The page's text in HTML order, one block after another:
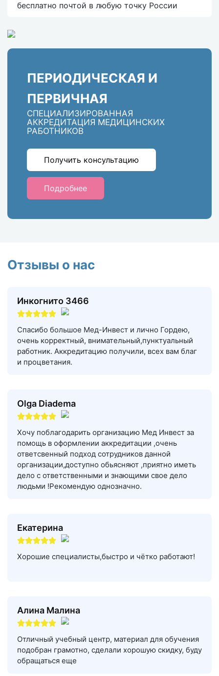
бесплатно почтой в любую точку России
ПЕРИОДИЧЕСКАЯ И
ПЕРВИЧНАЯ
СПЕЦИАЛИЗИРОВАННАЯ
АККРЕДИТАЦИЯ МЕДИЦИНСКИХ
РАБОТНИКОВ
Получить консультацию
Подробнее
Отзывы о нас
Инкогнито 3466
Спасибо большое Мед-Инвест и лично Гордею,
очень корректный, внимательный,пунктуальный
работник. Аккредитацию получили, всех вам благ
и процветания.
Olga Diadema
Хочу поблагодарить организацию Мед Инвест за
помощь в оформлении аккредитации ,очень
ответсвенный подход сотрудников данной
организации,доступно обьясняют ,приятно иметь
дело с ответственными и знающими свое дело
людьми !Рекомендую однозначно.
Екатерина
Хорошие специалисты,быстро и чётко работают!
Алина Малина
Отличный учебный центр, материал для обучения
подобран грамотно, сделали хорошую скидку, буду
обращаться еще